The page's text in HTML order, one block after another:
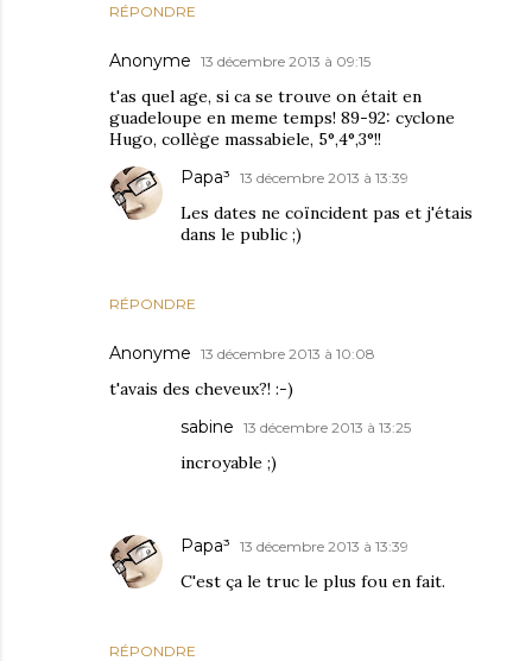
RÉPONDRE
Anonyme 13 décembre 2013 à 09:15
t'as quel age, si ca se trouve on était en
guadeloupe en meme temps! 89-92: cyclone
Hugo, collège massabiele, 5°,4°,3°!!
RÉPONDRE
Papa³ 13 décembre 2013 à 13:39
Les dates ne coïncident pas et j'étais
dans le public ;)
Anonyme 13 décembre 2013 à 10:08
t'avais des cheveux?! :-)
RÉPONDRE
sabine 13 décembre 2013 à 13:25
incroyable ;)
Papa³ 13 décembre 2013 à 13:39
C'est ça le truc le plus fou en fait.